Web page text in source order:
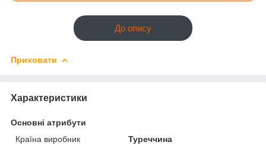
До опису
Приховати
Характеристики
Основні атрибути
Країна виробник
Туреччина